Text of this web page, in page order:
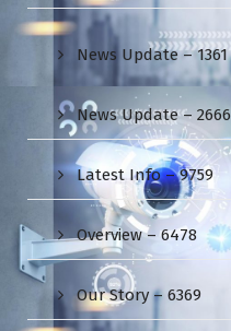
News Update – 1361
News Update – 2666
Latest Info – 9759
Overview – 6478
Our Story – 6369